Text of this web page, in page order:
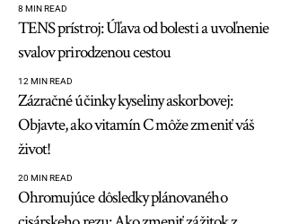
8 MIN READ
TENS prístroj: Úľava od bolesti a uvoľnenie
svalov prirodzenou cestou
12 MIN READ
Zázračné účinky kyseliny askorbovej:
Objavte, ako vitamín C môže zmeniť váš
život!
20 MIN READ
Ohromujúce dôsledky plánovaného